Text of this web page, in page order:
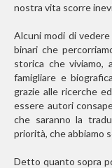
nostra vita scorre
Alcuni modi di
binari che
storica che
famigliare e
grazie alle ricerche
essere autori
che saranno la
priorità, che abbiamo
Detto quanto sopra